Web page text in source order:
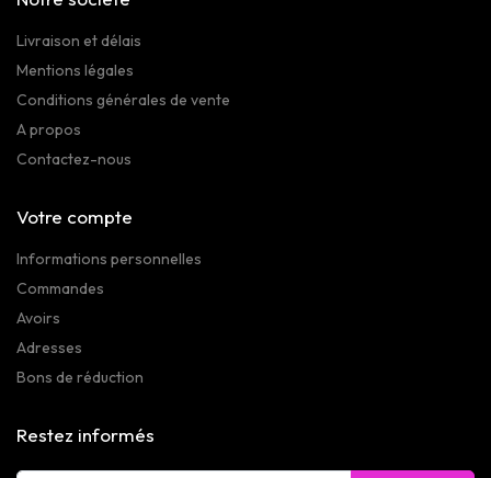
Livraison et délais
Mentions légales
Conditions générales de vente
A propos
Contactez-nous
Votre compte
Informations personnelles
Commandes
Avoirs
Adresses
Bons de réduction
Restez informés